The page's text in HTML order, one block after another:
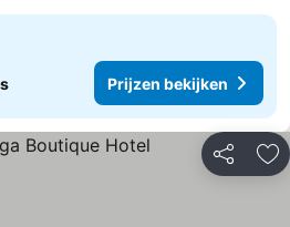
Prijzen bekijken
Delen